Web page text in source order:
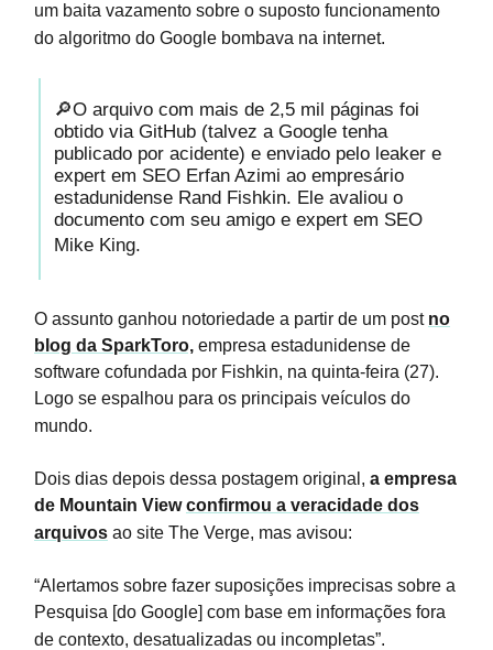
um baita vazamento sobre o suposto funcionamento
do algoritmo do Google bombava na internet.
🔎O arquivo com mais de 2,5 mil páginas foi
obtido via GitHub (talvez a Google tenha
publicado por acidente) e enviado pelo leaker e
expert em SEO Erfan Azimi ao empresário
estadunidense Rand Fishkin. Ele avaliou o
documento com seu amigo e expert em SEO
Mike King.
O assunto ganhou notoriedade a partir de um post no
blog da SparkToro, empresa estadunidense de
software cofundada por Fishkin, na quinta-feira (27).
Logo se espalhou para os principais veículos do
mundo.
Dois dias depois dessa postagem original, a empresa
de Mountain Viewconfirmou a veracidade dos
arquivos ao site The Verge, mas avisou:
“Alertamos sobre fazer suposições imprecisas sobre a
Pesquisa [do Google] com base em informações fora
de contexto, desatualizadas ou incompletas”.